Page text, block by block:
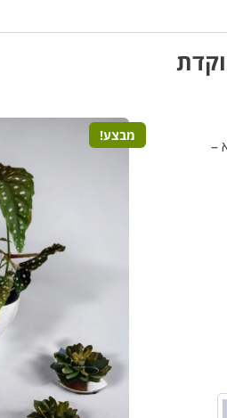
מבצע!
–